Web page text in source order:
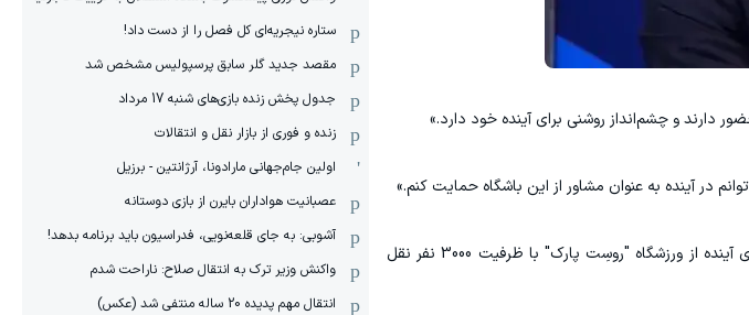
دارند و چشم‌انداز روشنی برای آینده خود دارد.»
در آینده به عنوان مشاور از این باشگاه حمایت کنم.»
مارین در این فصل لیگ ملی شمال، در رتبه دوازدهم قرار گرفت. آن‌ها امیدوارند در سال‌های آینده از ورزشگاه "روسِت پارک" با ظرفیت 3000 نفر نقل
ستاره نیجریه‌ای کل فصل را از دست داد!
مقصد جدید گلر سابق پرسپولیس مشخص شد
جدول پخش زنده بازی‌های شنبه 17 مرداد
زنده و فوری از بازار نقل و انتقالات
اولین جام‌جهانی مارادونا، آرژانتین - برزیل
عصبانیت هواداران بایرن از بازی دوستانه
آشوبی: به جای قلعه‌نویی، فدراسیون باید برنامه بدهد!
واکنش وزیر ترک به انتقال صلاح: ناراحت شدم
انتقال مهم پدیده 20 ساله منتفی شد (عکس)